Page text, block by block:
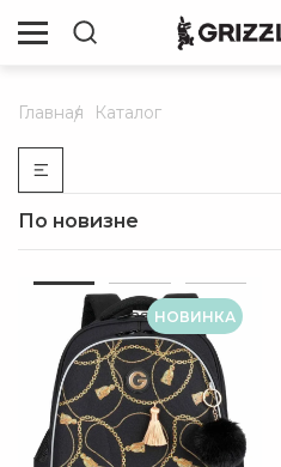
Главная Каталог
По новизне
НОВИНКА